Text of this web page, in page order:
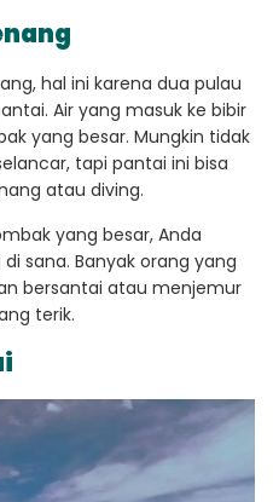
hal ini karena dua pulau
Air yang masuk ke bibir
yang besar. Mungkin tidak
tapi pantai ini bisa
atau diving.
yang besar, Anda
sana. Banyak orang yang
bersantai atau menjemur
terik.